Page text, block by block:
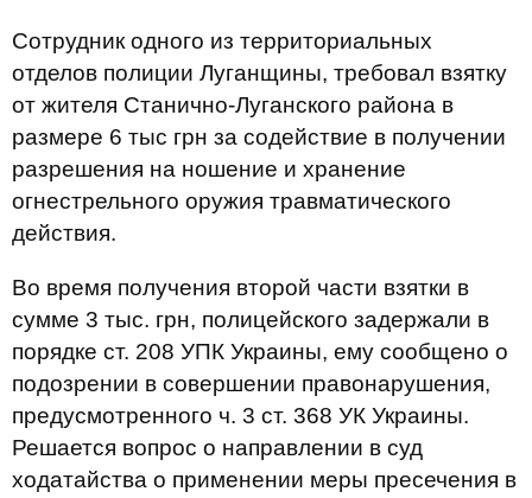
Сотрудник одного из территориальных
отделов полиции Луганщины, требовал взятку
от жителя Станично-Луганского района в
размере 6 тыс грн за содействие в получении
разрешения на ношение и хранение
огнестрельного оружия травматического
действия.
Во время получения второй части взятки в
сумме 3 тыс. грн, полицейского задержали в
порядке ст. 208 УПК Украины, ему сообщено о
подозрении в совершении правонарушения,
предусмотренного ч. 3 ст. 368 УК Украины.
Решается вопрос о направлении в суд
ходатайства о применении меры пресечения в